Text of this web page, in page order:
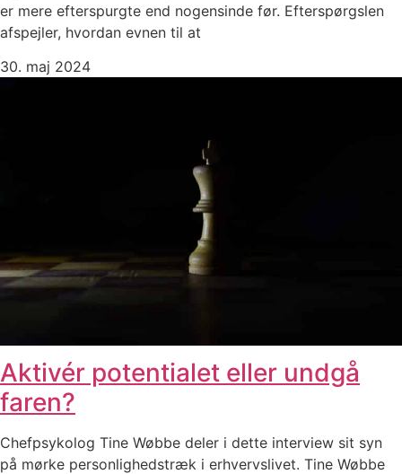
er mere efterspurgte end nogensinde før. Efterspørgslen
afspejler, hvordan evnen til at
30. maj 2024
Aktivér potentialet eller undgå
faren?
Chefpsykolog Tine Wøbbe deler i dette interview sit syn
på mørke personlighedstræk i erhvervslivet. Tine Wøbbe